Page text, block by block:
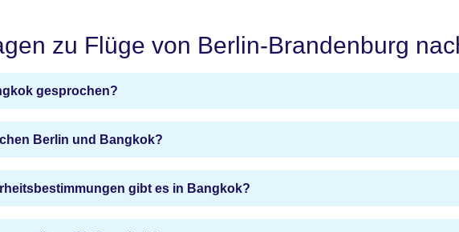
zu Flüge von Berlin-Brandenburg
gesprochen?
Berlin und Bangkok?
gibt es in Bangkok?